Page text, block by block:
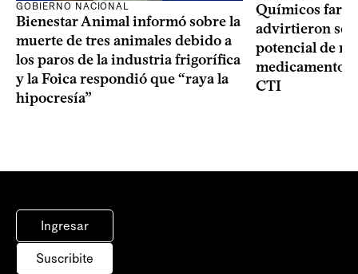
GOBIERNO NACIONAL
Bienestar Animal informó sobre la
muerte de tres animales debido a
los paros de la industria frigorífica
y la Foica respondió que “raya la
hipocresía”
Químicos
advirtieron
potencial de
medicamentos
CTI
Ingresar
Suscribite